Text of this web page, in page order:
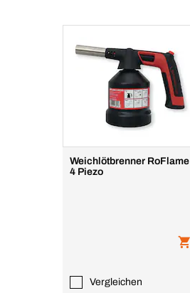
Weichlötbrenner RoFlame
4 Piezo
Vergleichen